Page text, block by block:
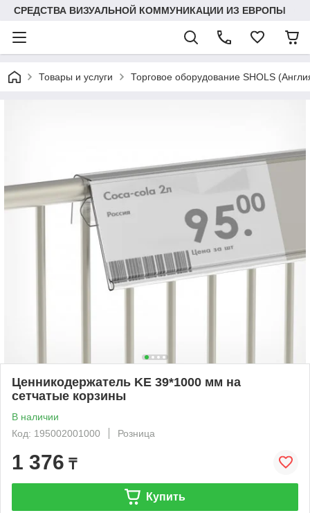
СРЕДСТВА ВИЗУАЛЬНОЙ КОММУНИКАЦИИ ИЗ ЕВРОПЫ
Товары и услуги Торговое оборудование SHOLS
Ценникодержатель KE 39*1000 мм на
сетчатые корзины
В наличии
Код: 195002001000
Розница
1 376 ₸
Купить